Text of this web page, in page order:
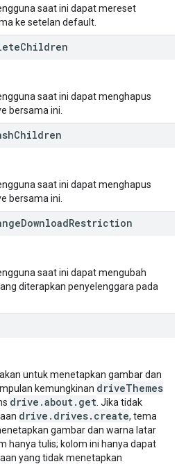
saat ini dapat mereset
ke setelan default.
Children
saat ini dapat menghapus
bersama ini.
Children
saat ini dapat menghapus
bersama ini.
DownloadRestriction
saat ini dapat mengubah
diterapkan penyelenggara pada
untuk menetapkan gambar dan
kemungkinan driveThemes
drive.about.get . Jika tidak
drive.drives.create, tema
gambar dan warna latar
hanya tulis; kolom ini hanya dapat
yang tidak menetapkan